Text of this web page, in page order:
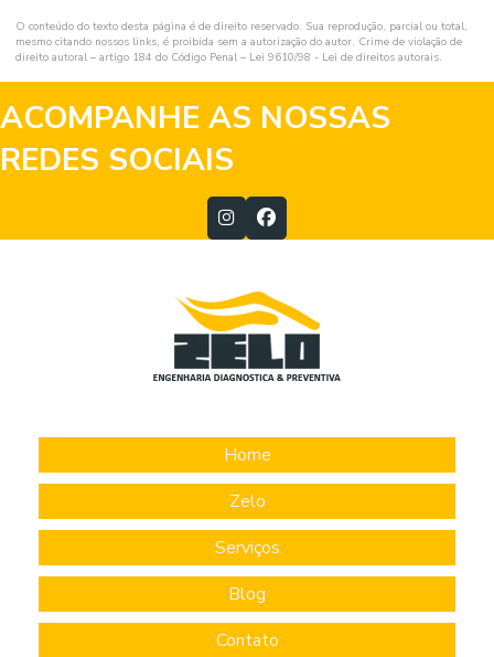
O conteúdo do texto desta página é de direito reservado. Sua reprodução, parcial ou total,
mesmo citando nossos links, é proibida sem a autorização do autor. Crime de violação de
direito autoral – artigo 184 do Código Penal – Lei 9610/98 - Lei de direitos autorais.
ACOMPANHE AS NOSSAS
REDES SOCIAIS
Home
Zelo
Serviços
Blog
Contato